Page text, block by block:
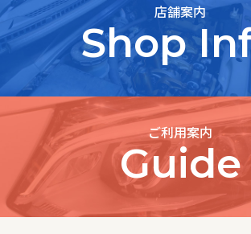
店舗案内
Shop
ご利用案内
Guide